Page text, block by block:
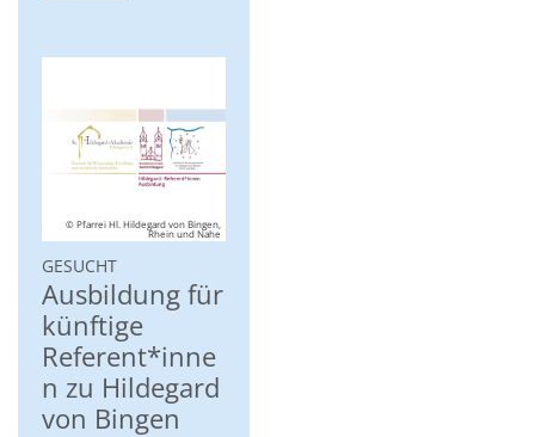
© Pfarrei Hl. Hildegard von Bingen,
Rhein und Nahe
GESUCHT:
Ausbildung für
künftige
Referent*inne
n zu Hildegard
von Bingen